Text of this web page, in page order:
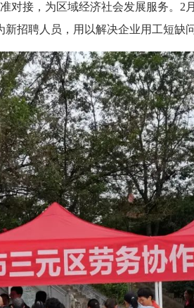
对接，为区域经济社会发展服务。2
招聘人员，用以解决企业用工短缺问